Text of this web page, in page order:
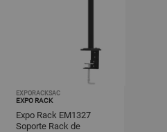
EXPORACKSAC
EXPO RACK
Expo Rack EM1327
Soporte Rack de